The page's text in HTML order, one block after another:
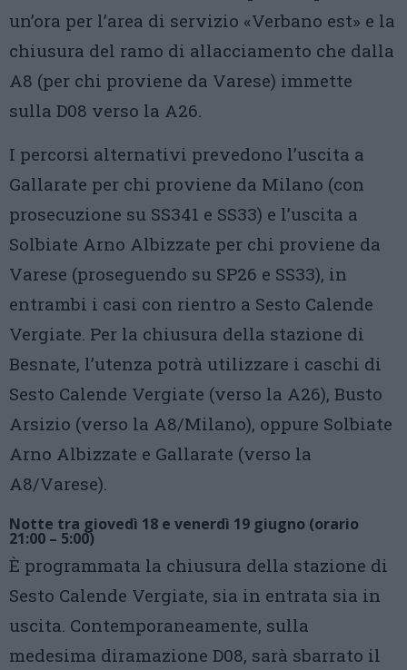
un’ora per l’area di servizio «Verbano est» e la
chiusura del ramo di allacciamento che dalla
A8 (per chi proviene da Varese) immette
sulla D08 verso la A26.
I percorsi alternativi prevedono l’uscita a
Gallarate per chi proviene da Milano (con
prosecuzione su SS341 e SS33) e l’uscita a
Solbiate Arno Albizzate per chi proviene da
Varese (proseguendo su SP26 e SS33), in
entrambi i casi con rientro a Sesto Calende
Vergiate. Per la chiusura della stazione di
Besnate, l’utenza potrà utilizzare i caschi di
Sesto Calende Vergiate (verso la A26), Busto
Arsizio (verso la A8/Milano), oppure Solbiate
Arno Albizzate e Gallarate (verso la
A8/Varese).
Notte tra giovedì 18 e venerdì 19 giugno (orario
21:00 – 5:00)
È programmata la chiusura della stazione di
Sesto Calende Vergiate, sia in entrata sia in
uscita. Contemporaneamente, sulla
medesima diramazione D08, sarà sbarrato il